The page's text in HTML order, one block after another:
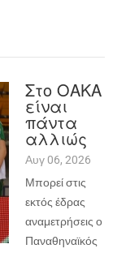
Στο ΟΑΚΑ
είναι
πάντα
αλλιώς
Αυγ 06, 2026
Μπορεί στις
εκτός έδρας
αναμετρήσεις ο
Παναθηναϊκός